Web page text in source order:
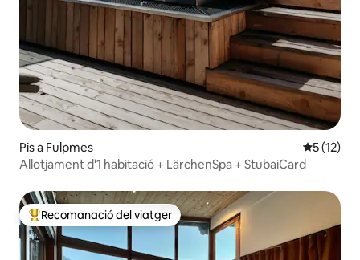
Pis a Fulpmes 5 de
5 (12)
Allotjament d'1 habitació + LärchenSpa + StubaiCard
Principals recomanacions dels viatgers
Recomanació del viatger